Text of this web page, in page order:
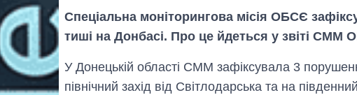
Спеціальна моніторингова місія ОБСЄ
тиші на Донбасі. Про це йдеться у звіті СММ
У Донецькій області СММ зафіксувала 3
північний захід від Світлодарська та на